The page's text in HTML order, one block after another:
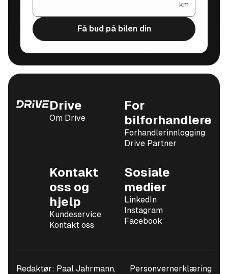
km
Få bud på bilen din
Drive
Om Drive
For
bilforhandlere
Forhandlerinnlogging
Drive Partner
Kontakt
oss og
hjelp
Kundeservice
Kontakt oss
Sosiale
medier
LinkedIn
Instagram
Facebook
Redaktør: Paal Jahrmann,
Personvernerklæring